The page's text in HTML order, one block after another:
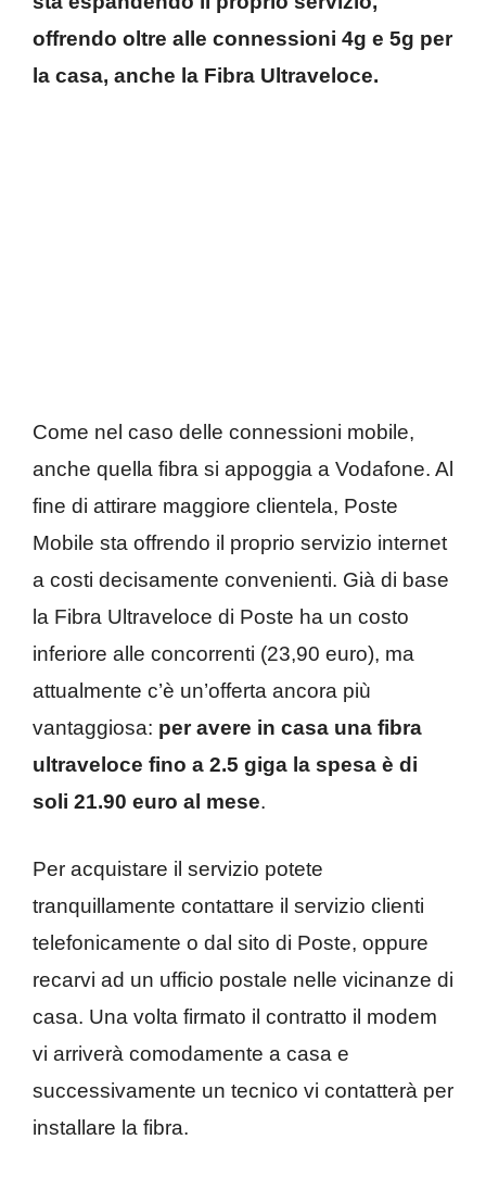
offrendo oltre alle connessioni 4g e 5g per
la casa, anche la Fibra Ultraveloce.
Come nel caso delle connessioni mobile,
anche quella fibra si appoggia a Vodafone. Al
fine di attirare maggiore clientela, Poste
Mobile sta offrendo il proprio servizio internet
a costi decisamente convenienti. Già di base
la Fibra Ultraveloce di Poste ha un costo
inferiore alle concorrenti (23,90 euro), ma
attualmente c’è un’offerta ancora più
vantaggiosa: per avere in casa una fibra
ultraveloce fino a 2.5 giga la spesa è di
soli 21.90 euro al mese.
Per acquistare il servizio potete
tranquillamente contattare il servizio clienti
telefonicamente o dal sito di Poste, oppure
recarvi ad un ufficio postale nelle vicinanze di
casa. Una volta firmato il contratto il modem
vi arriverà comodamente a casa e
successivamente un tecnico vi contatterà per
installare la fibra.